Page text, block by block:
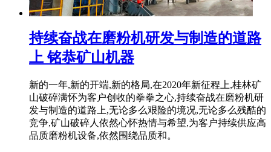
持续奋战在磨粉机研发与制造的道路
上 铭恭矿山机器
新的一年,新的开端,新的格局,在2020年新征程上,桂林矿
山破碎满怀为客户创收的拳拳之心,持续奋战在磨粉机研
发与制造的道路上,无论多么艰险的境况,无论多么残酷的
竞争,矿山破碎人依然心怀热情与希望,为客户持续供应高
品质磨粉机设备,依然围绕品质和。